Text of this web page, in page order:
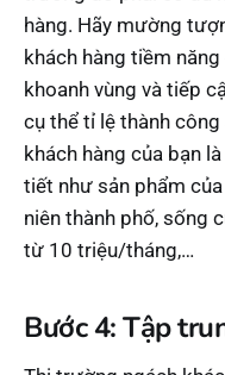
hàng. Hãy mường
khách hàng tiềm
khoanh vùng và tiếp
cụ thể tỉ lệ thành
khách hàng của bạn
tiết như sản phẩm
niên thành phố, sống
từ 10 triệu/tháng,…
Bước 4: Tập